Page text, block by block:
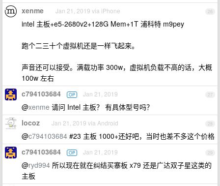
26
xenme Jan 21, 2019 via iPhone
intel 主板+e5-2680v2+128G Mem+1T 浦科特 m9pey
跑个二三十个虚拟机还是一样飞起来。
声音还可以接受。满载功率 300w，虚拟机负载不高的话，大概
100w 左右
27
c794103684 OP Jan 21, 2019
@xenme 请问 Intel 主板？ 有具体型号吗？
28
locoz Jan 21, 2019 via Android
@c794103684 #23 主板 1000+还好吧，当时也差不多这个价格
29
c794103684 OP Jan 21, 2019
@ryd994 所以现在就在纠结买寨板 x79 还是广达双子星这类的
主板